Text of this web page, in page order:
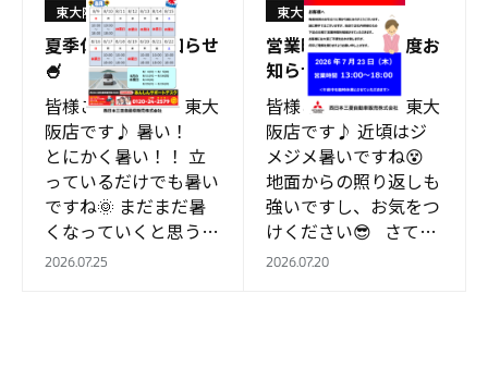
夏季休業日のお知らせ
🍧
東大阪店
皆様こんにちは、東大
阪店です♪ 暑い！
とにかく暑い！！ 立
っているだけでも暑い
ですね🌞 まだまだ暑
くなっていくと思う
と・・・ さて、暑い
2026.07.25
営業時間変更の再度お
知らせ
東大阪店
皆様こんにちは、東大
阪店です♪ 近頃はジ
メジメ暑いですね😵
地面からの照り返しも
強いですし、お気をつ
けください😎 さて、
本日は営業時間変更の
2026.07.20